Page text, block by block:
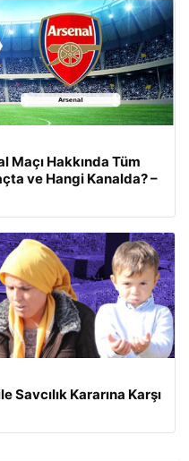
Maçı Hakkında Tüm
ve Hangi Kanalda? –
Savcılık Kararına Karşı